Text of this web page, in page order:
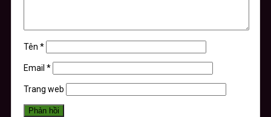
Tên *
Email *
Trang web